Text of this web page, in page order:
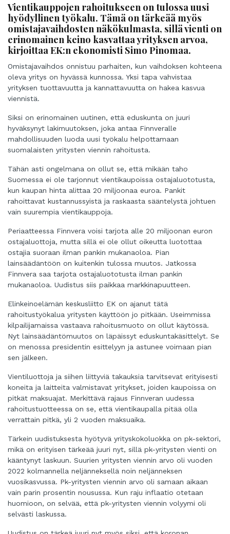
Vientikauppojen rahoitukseen on tulossa uusi
hyödyllinen työkalu. Tämä on tärkeää myös
omistajavaihdosten näkökulmasta, sillä vienti on
erinomainen keino kasvattaa yrityksen arvoa,
kirjoittaa EK:n ekonomisti Simo Pinomaa.
Omistajavaihdos onnistuu parhaiten, kun vaihdoksen kohteena
oleva yritys on hyvässä kunnossa. Yksi tapa vahvistaa
yrityksen tuottavuutta ja kannattavuutta on hakea kasvua
viennistä.
Siksi on erinomainen uutinen, että eduskunta on juuri
hyväksynyt lakimuutoksen, joka antaa Finnveralle
mahdollisuuden luoda uusi työkalu helpottamaan
suomalaisten yritysten viennin rahoitusta.
Tähän asti ongelmana on ollut se, että mikään taho
Suomessa ei ole tarjonnut vientikaupoissa ostajaluototusta,
kun kaupan hinta alittaa 20 miljoonaa euroa. Pankit
rahoittavat kustannussyistä ja raskaasta sääntelystä johtuen
vain suurempia vientikauppoja.
Periaatteessa Finnvera voisi tarjota alle 20 miljoonan euron
ostajaluottoja, mutta sillä ei ole ollut oikeutta luotottaa
ostajia suoraan ilman pankin mukanaoloa. Pian
lainsäädäntöön on kuitenkin tulossa muutos. Jatkossa
Finnvera saa tarjota ostajaluototusta ilman pankin
mukanaoloa. Uudistus siis paikkaa markkinapuutteen.
Elinkeinoelämän keskusliitto EK on ajanut tätä
rahoitustyökalua yritysten käyttöön jo pitkään. Useimmissa
kilpailijamaissa vastaava rahoitusmuoto on ollut käytössä.
Nyt lainsäädäntömuutos on läpäissyt eduskuntakäsittelyt. Se
on menossa presidentin esittelyyn ja astunee voimaan pian
sen jälkeen.
Vientiluottoja ja siihen liittyviä takauksia tarvitsevat erityisesti
koneita ja laitteita valmistavat yritykset, joiden kaupoissa on
pitkät maksuajat. Merkittävä rajaus Finnveran uudessa
rahoitustuotteessa on se, että vientikaupalla pitää olla
verrattain pitkä, yli 2 vuoden maksuaika.
Tärkein uudistuksesta hyötyvä yrityskokoluokka on pk-sektori,
mikä on erityisen tärkeää juuri nyt, sillä pk-yritysten vienti on
kääntynyt laskuun. Suurien yritysten viennin arvo oli vuoden
2022 kolmannella neljänneksellä noin neljänneksen
vuosikasvussa. Pk-yritysten viennin arvo oli samaan aikaan
vain parin prosentin nousussa. Kun raju inflaatio otetaan
huomioon, on selvää, että pk-yritysten viennin volyymi oli
selvästi laskussa.